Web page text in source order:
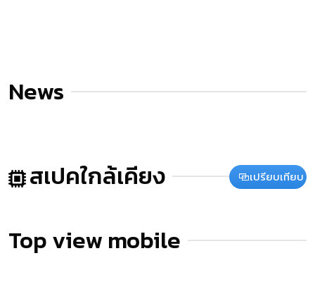
News
สเปคใกล้เคียง เปรียบเทียบ
Top view mobile